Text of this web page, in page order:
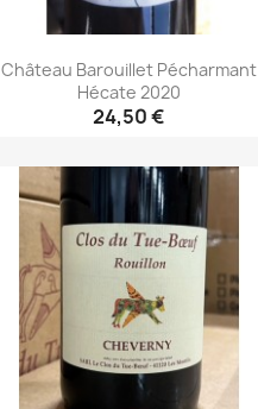
Château Barouillet Pécharmant
Hécate 2020
24,50 €
Aperçu rapide